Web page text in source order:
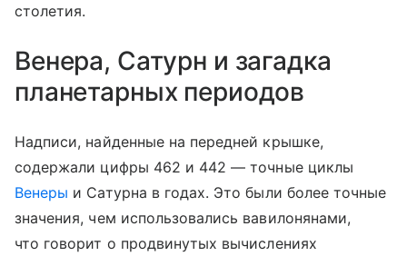
столетия.
Венера, Сатурн и загадка
планетарных периодов
Надписи, найденные на передней крышке,
содержали цифры 462 и 442 — точные циклы
Венеры и Сатурна в годах. Это были более точные
значения, чем использовались вавилонянами,
что говорит о продвинутых вычислениях